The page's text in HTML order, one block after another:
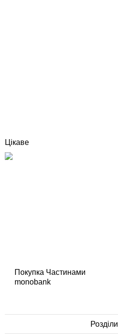
Цікаве
Покупка Частинами
monobank
Розділи